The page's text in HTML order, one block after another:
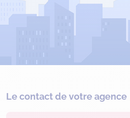
Le contact de votre agence